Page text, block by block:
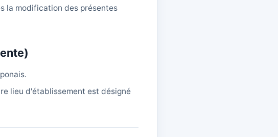
la modification des présentes
lieu d'établissement est désigné